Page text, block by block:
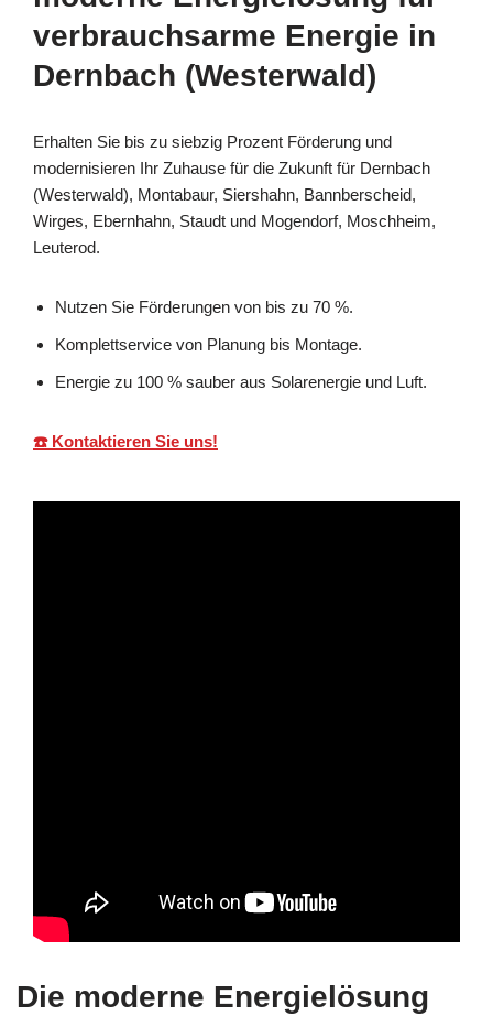
verbrauchsarme Energie in
Dernbach (Westerwald)
Erhalten Sie bis zu siebzig Prozent Förderung und
modernisieren Ihr Zuhause für die Zukunft für Dernbach
(Westerwald), Montabaur, Siershahn, Bannberscheid,
Wirges, Ebernhahn, Staudt und Mogendorf, Moschheim,
Leuterod.
Nutzen Sie Förderungen von bis zu 70 %.
Komplettservice von Planung bis Montage.
Energie zu 100 % sauber aus Solarenergie und Luft.
☎️ Kontaktieren Sie uns!
Die moderne Energielösung